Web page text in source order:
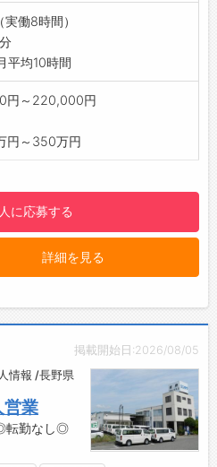
様性とケイレツ」。必然に社員
なく、業務設計や教育研修、勤
様性が生まれます。
・社風】
境です。
かった時も、会社としてバック
力をお持ちの方を歓迎しま
しの良い職場です♪
がカタチになっていく喜びや達
す！
◎
取り組めています。」
から丁寧な指導をいただきなが
学んでおり、毎日がとても充実
働8時間）
平均10時間
円～220,000円
円～350万円
に応募する
詳細を見る
掲載開始日:2026/08/05
情報 /長野県
営業
転勤なし◎